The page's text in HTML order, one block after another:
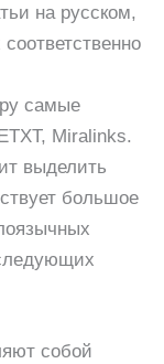
на русском,
самые
Miralinks.
выделить
большое
собой